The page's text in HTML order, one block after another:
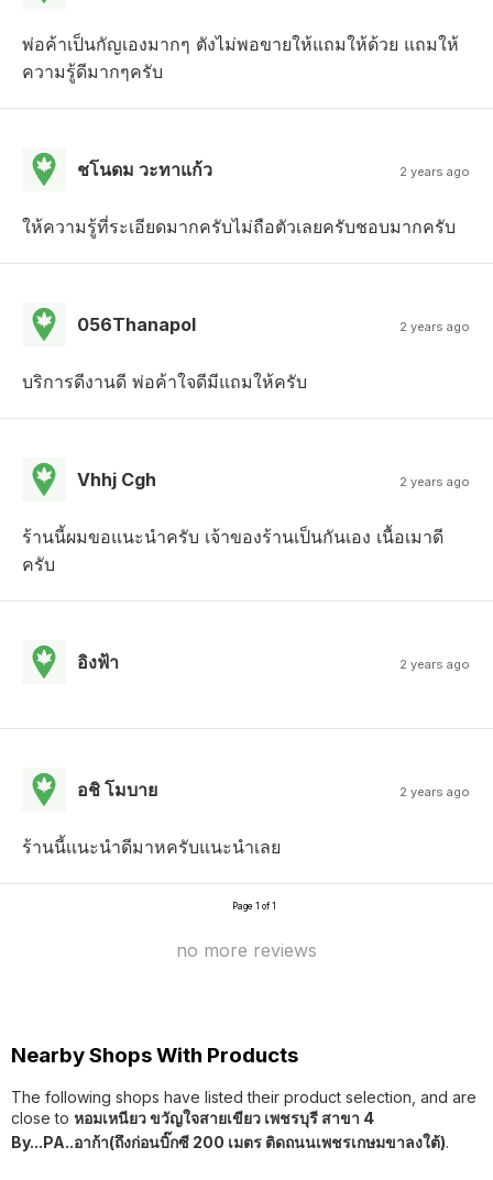
พ่อค้าเป็นกัญเองมากๆ ตังไม่พอขายให้แถมให้ด้วย แถมให้
ความรู้ดีมากๆครับ
ชโนดม วะทาแก้ว 2 years ago
ให้ความรู้ที่ระเอียดมากครับไม่ถือตัวเลยครับชอบมากครับ
056Thanapol 2 years ago
บริการดีงานดี พ่อค้าใจดีมีแถมให้ครับ
Vhhj Cgh 2 years ago
ร้านนี้ผมขอแนะนำครับ เจ้าของร้านเป็นกันเอง เนื้อเมาดี
ครับ
อิงฟ้า 2 years ago
อชิ โมบาย 2 years ago
ร้านนี้เเนะนำดีมาหครับแนะนำเลย
Page 1 of 1
no more reviews
Nearby Shops With Products
The following shops have listed their product selection, and are
close to หอมเหนียว ขวัญใจสายเขียว เพชรบุรี สาขา 4
By...PA..อาก้า(ถึงก่อนบิ๊กซี 200 เมตร ติดถนนเพชรเกษมขาลงใต้).